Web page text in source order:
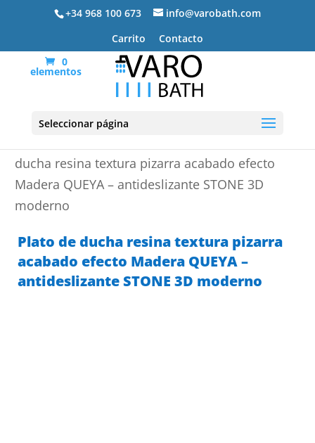
+34 968 100 673
info@varobath.com
Carrito
Contacto
0
elementos
Seleccionar página
ducha resina textura pizarra acabado efecto
Madera QUEYA – antideslizante STONE 3D
moderno
Plato de ducha resina textura pizarra
acabado efecto Madera QUEYA –
antideslizante STONE 3D moderno